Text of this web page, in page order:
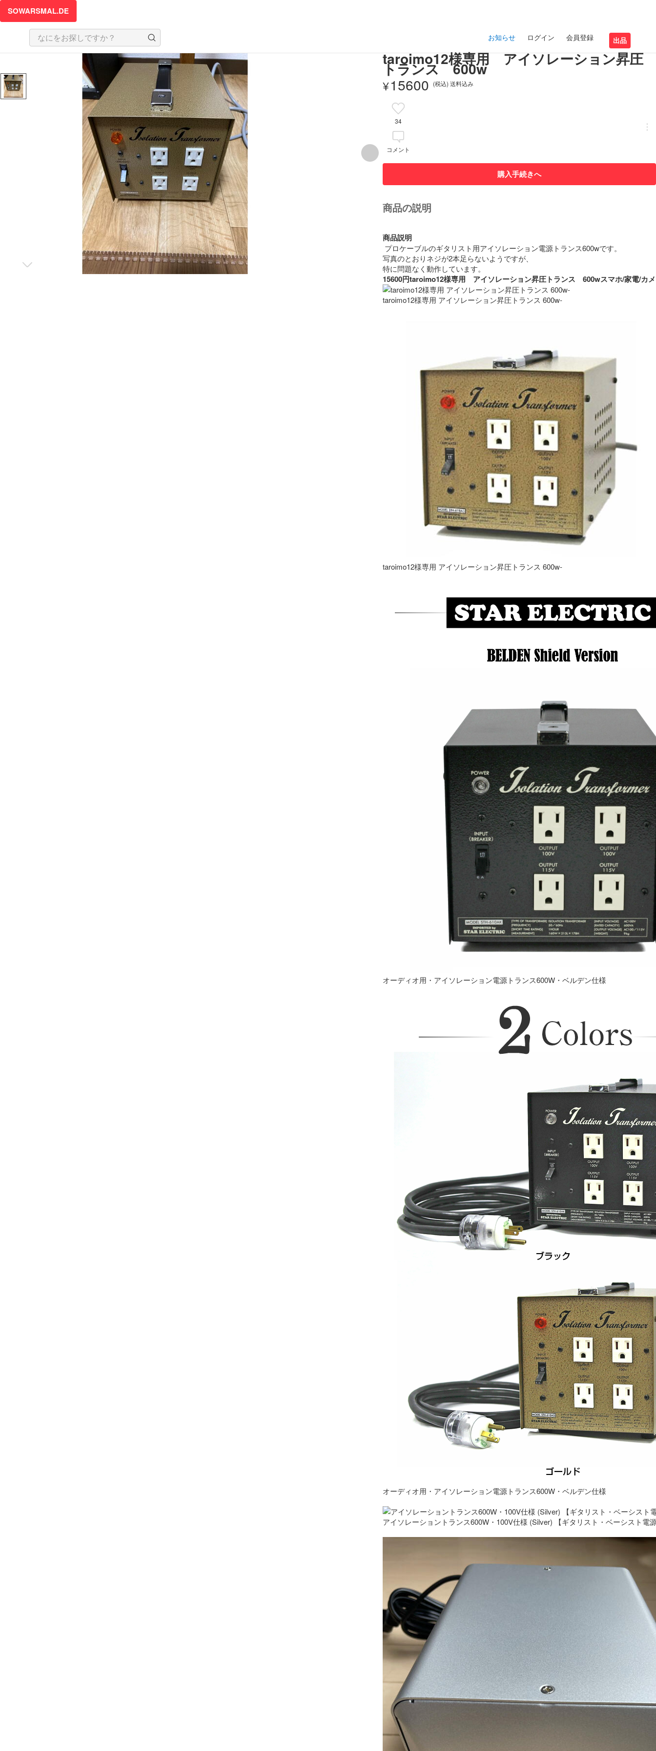
SOWARSMAL.DE
お知らせ ログイン 会員登録 出品
taroimo12様専用 アイソレーション昇圧
トランス 600w
¥15600 (税込) 送料込み
34
コメント
購入手続きへ
商品の説明
商品説明
プロケーブルのギタリスト用アイソレーション電源トランス600wです。
写真のとおりネジが2本足らないようですが、
15600円taroimo12様専用　アイソレーション昇圧トランス　600wスマホ/家電/
taroimo12様専用 アイソレーション昇圧トランス 600w-
taroimo12様専用 アイソレーション昇圧トランス 600w-
オーディオ用・アイソレーション電源トランス600W・ベルデン仕様
オーディオ用・アイソレーション電源トランス600W・ベルデン仕様
アイソレーショントランス600W・100V仕様 (Silver) 【ギタリスト・ベーシスト電